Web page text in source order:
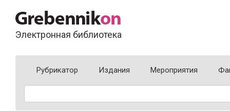
Электронная библиотека
Рубрикатор Издания Мероприятия